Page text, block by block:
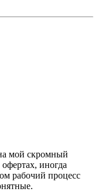
мой скромный
иногда
рабочий процесс